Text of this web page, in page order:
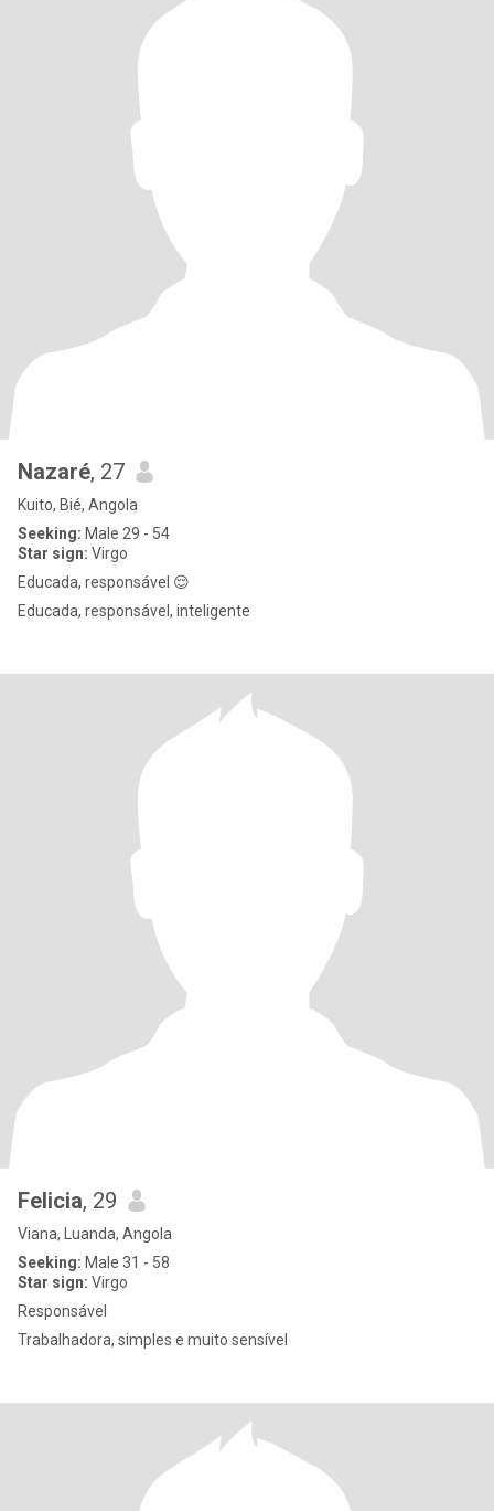
Nazaré, 27
Kuito, Bié, Angola
Seeking: Male 29 - 54
Star sign: Virgo
Educada, responsável 😌
Educada, responsável, inteligente
Felicia, 29
Viana, Luanda, Angola
Seeking: Male 31 - 58
Star sign: Virgo
Responsável
Trabalhadora, simples e muito sensível